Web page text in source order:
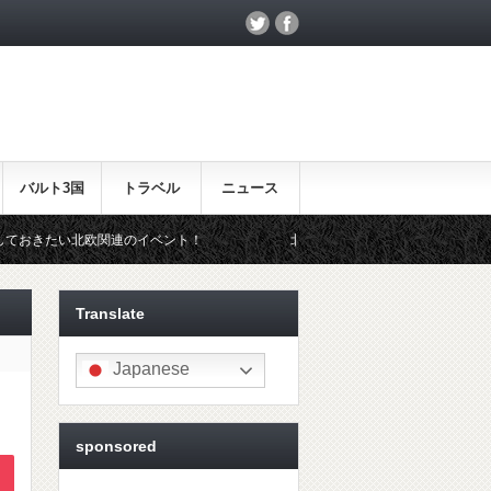
バルト3国 トラベル ニュース
欧関連のイベント！ 北欧らしいギフトをお探しの方はこちら♪
Translate
Japanese
sponsored